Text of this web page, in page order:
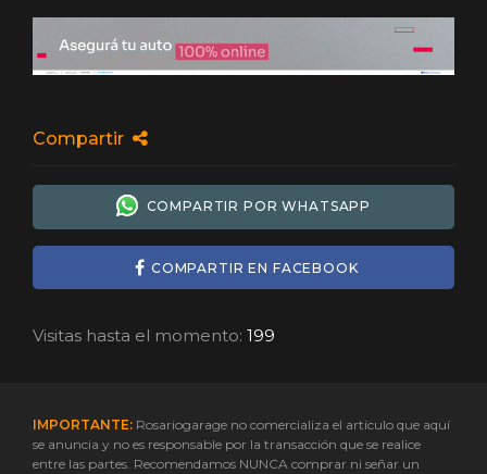
Compartir
COMPARTIR POR WHATSAPP
COMPARTIR EN FACEBOOK
Visitas hasta el momento: 199
IMPORTANTE: Rosariogarage no comercializa el artículo que aquí
se anuncia y no es responsable por la transacción que se realice
entre las partes. Recomendamos NUNCA comprar ni señar un